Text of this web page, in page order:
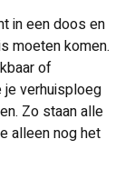
in een doos en
moeten komen.
of
je verhuisploeg
Zo staan alle
alleen nog het